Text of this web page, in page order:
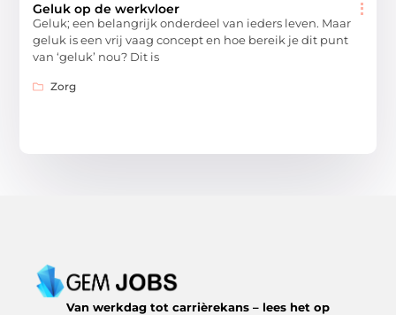
Geluk op de werkvloer
Geluk; een belangrijk onderdeel van ieders leven. Maar
geluk is een vrij vaag concept en hoe bereik je dit punt
van ‘geluk’ nou? Dit is
Zorg
Van werkdag tot carrièrekans – lees het op